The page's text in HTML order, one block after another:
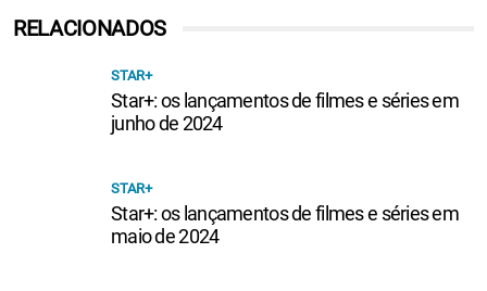
RELACIONADOS
STAR+
Star+: os lançamentos de filmes e séries em
junho de 2024
STAR+
Star+: os lançamentos de filmes e séries em
maio de 2024